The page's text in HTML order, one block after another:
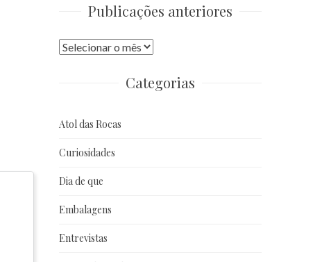
Publicações anteriores
Publicações
Categorias
Atol das Rocas
Curiosidades
Dia de que
Embalagens
Entrevistas